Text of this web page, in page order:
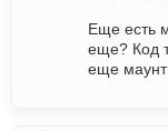
Еще есть
еще? Код
еще маунт